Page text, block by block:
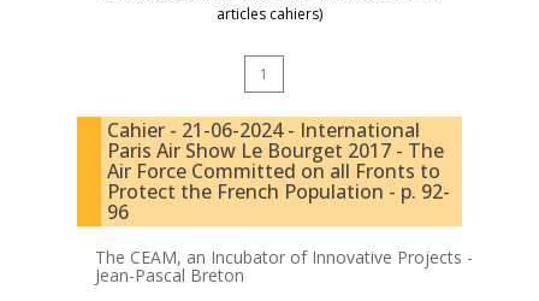
articles cahiers)
1
Cahier - 21-06-2024 - International
Paris Air Show Le Bourget 2017 - The
Air Force Committed on all Fronts to
Protect the French Population - p. 92-
96
The CEAM, an Incubator of Innovative Projects -
Jean-Pascal Breton